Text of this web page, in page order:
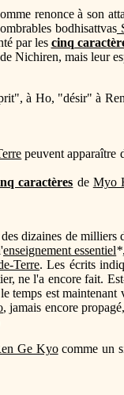
renonce à son
bodhisattvas
par les cinq
Nichiren, mais leur
à Ho, "désir" à
peuvent apparaître
caractères de Myo
dizaines de
enseignement essentiel*
Terre. Les écrits
ne l'a encore fait.
temps est
, jamais encore
Ge Kyocomme un